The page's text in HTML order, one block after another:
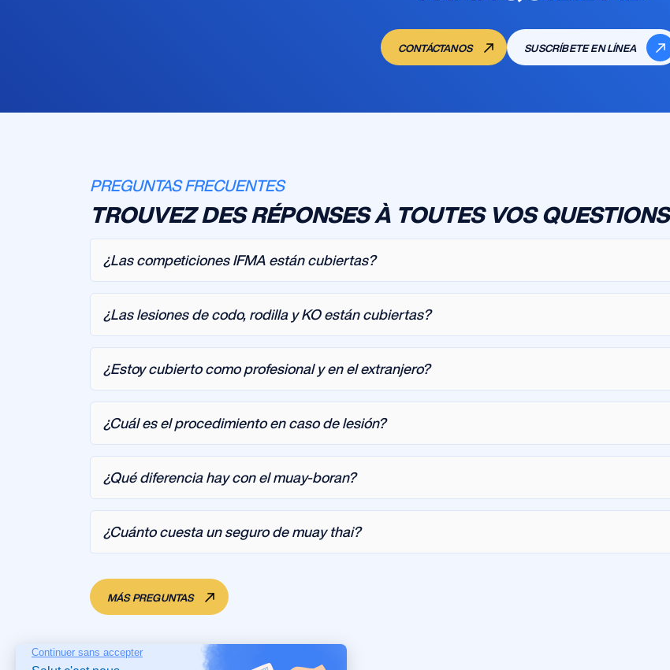
CONTÁCTANOS SUSCRÍBETE EN LÍNEA
PREGUNTAS FRECUENTES
TROUVEZ DES RÉPONSES À TOUTES VOS QUESTIONS
¿Las competiciones IFMA están cubiertas?
¿Las lesiones de codo, rodilla y KO están cubiertas?
¿Estoy cubierto como profesional y en el extranjero?
¿Cuál es el procedimiento en caso de lesión?
¿Qué diferencia hay con el muay-boran?
¿Cuánto cuesta un seguro de muay thai?
MÁS PREGUNTAS